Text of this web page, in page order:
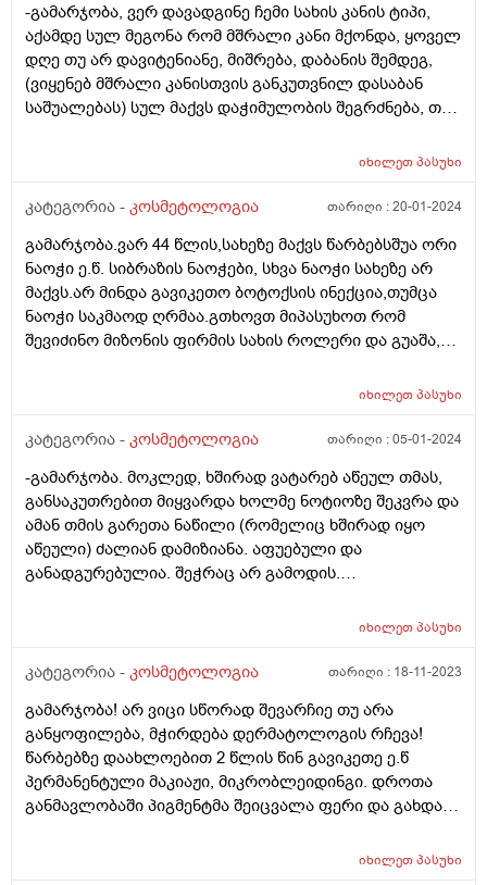
-გამარჯობა, ვერ დავადგინე ჩემი სახის კანის ტიპი,
აქამდე სულ მეგონა რომ მშრალი კანი მქონდა, ყოველ
დღე თუ არ დავიტენიანე, მიშრება, დაბანის შემდეგ,
(ვიყენებ მშრალი კანისთვის განკუთვნილ დასაბან
საშუალებას) სულ მაქვს დაჭიმულობის შეგრძნება, თუ
კანი და ამ დაჭიმულობას ვგრძნობ ყველგან, შუბლზეც
როგორც ვიცი ეს ცხიმიანი კანისთვისაა
არსად არ მაქვს, თუ არ დავიტენიანე სულ
გამომშრალია ჩემი კანი. პერიოდულად გამომდის
შუბლზე ან სხვა ადგილებში აკნესთვის
დამახასიათებელი თითო გამონყარი, რასთან მაქვს
საქმე და არასწორად ვუვლი მშრალი კანისთვის რომ
იხილეთპასუხი
კატეგორია - კოსმეტოლოგია თარიღი :20-01-2024
გამარჯობა.ვარ 44 წლის,სახეზე მაქვს წარბებსშუა ორი
ნაოჭი ე.წ. სიბრაზის ნაოჭები, სხვა ნაოჭი სახეზე არ
მაქვს.არ მინდა გავიკეთო ბოტოქსის ინექცია,თუმცა
ნაოჭი საკმაოდ ღრმაა.გთხოვთ მიპასუხოთ რომ
შევიძინო მიზონის ფირმის სახის როლერი და გუაშა,
ინტენსიური გამოყენებით? ცოტა მაინც..თუ არ აქვს
იხილეთპასუხი
კატეგორია - კოსმეტოლოგია თარიღი :05-01-2024
-გამარჯობა. მოკლედ, ხშირად ვატარებ აწეულ თმას,
განსაკუთრებით მიყვარდა ხოლმე ნოტიოზე შეკვრა და
ამან თმის გარეთა ნაწილი (რომელიც ხშირად იყო
აწეული) ძალიან დამიზიანა. აფუებული და
განადგურებულია. შეჭრაც არ გამოდის.
ჟელატინის ნიღაბი და ასევე კვერცხის გულის
ნამდვილად? ტყუილი დროის კარგვა ხომ არ იქნება ან
თმა?
იხილეთპასუხი
კატეგორია - კოსმეტოლოგია თარიღი : 18-11-2023
გამარჯობა! არ ვიცი სწორად შევარჩიე თუ არა
განყოფილება, მჭირდება დერმატოლოგის რჩევა!
წარბებზე დაახლოებით 2 წლის წინ გავიკეთე ე.წ
პერმანენტული მაკიაჟი, მიკრობლეიდინგი. დროთა
განმავლობაში პიგმენტმა შეიცვალა ფერი და გახდა
მოშორება. პირველი პროცედურის მერე უკვე მაქვს
იხილეთპასუხი